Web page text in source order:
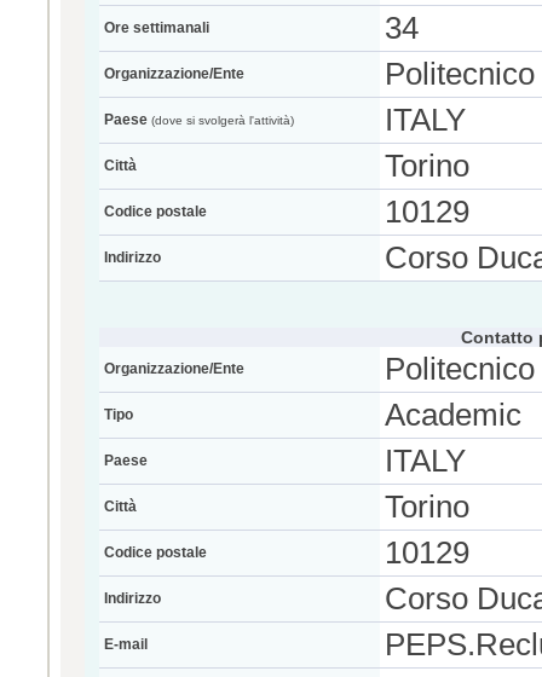
Ore settimanali 34
Organizzazione/Ente
Paese (dove si svolgerà l'attività) ITALY
Città Torino
Codice postale 10129
Indirizzo Corso
Contatto
Organizzazione/Ente
Tipo Academic
Paese ITALY
Città Torino
Codice postale 10129
Indirizzo Corso
E-mail